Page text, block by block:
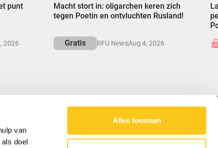
van
doel
Alles toestaan
punt
2026
Macht stort in: oligarchen keren zich
tegen Poetin en ontvluchten Rusland!
Gratis RFU NewsAug 4, 2026